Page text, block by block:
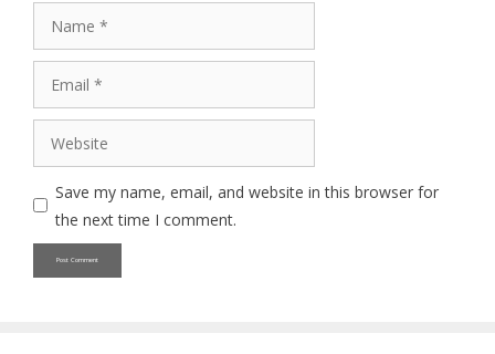
Save my name, email, and website in this browser for
the next time I comment.